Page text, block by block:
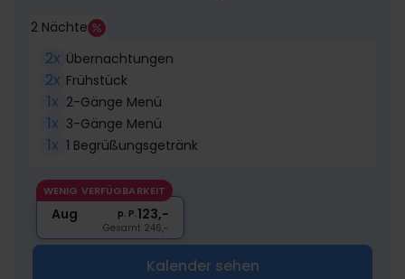
2 Nächte
2x Übernachtungen
2x Frühstück
1x 2-Gänge Menü
1x 3-Gänge Menü
1x 1 Begrüßungsgetränk
WENIG VERFÜGBARKEIT
Aug p. P.123,-
Gesamt 246,-
Kalender sehen